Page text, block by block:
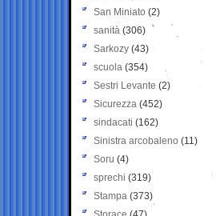
San Miniato (2)
sanità (306)
Sarkozy (43)
scuola (354)
Sestri Levante (2)
Sicurezza (452)
sindacati (162)
Sinistra arcobaleno (11)
Soru (4)
sprechi (319)
Stampa (373)